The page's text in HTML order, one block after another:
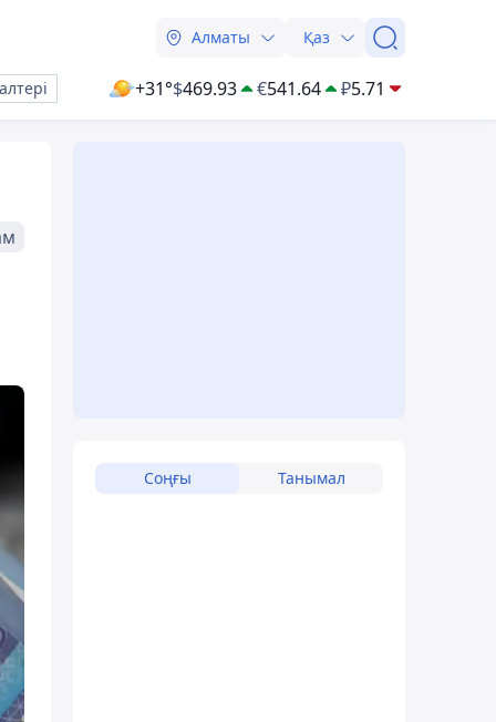
Алматы Қаз
+31°$469.93 €541.64 ₽5.71
Соңғы Танымал